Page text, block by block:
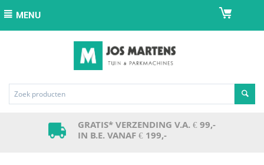
MENU
GRATIS* VERZENDING V.A. € 99,-
IN B.E. VANAF € 199,-